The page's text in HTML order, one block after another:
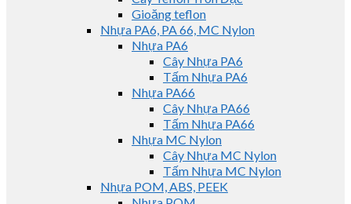
Gioăng teflon
Nhựa PA6, PA 66, MC Nylon
Nhựa PA6
Cây Nhựa PA6
Tấm Nhựa PA6
Nhựa PA66
Cây Nhựa PA66
Tấm Nhựa PA66
Nhựa MC Nylon
Cây Nhựa MC Nylon
Tấm Nhựa MC Nylon
Nhựa POM, ABS, PEEK